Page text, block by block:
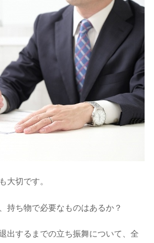
大切です。
持ち物で必要なものはあるか？
出するまでの立ち振舞について、全